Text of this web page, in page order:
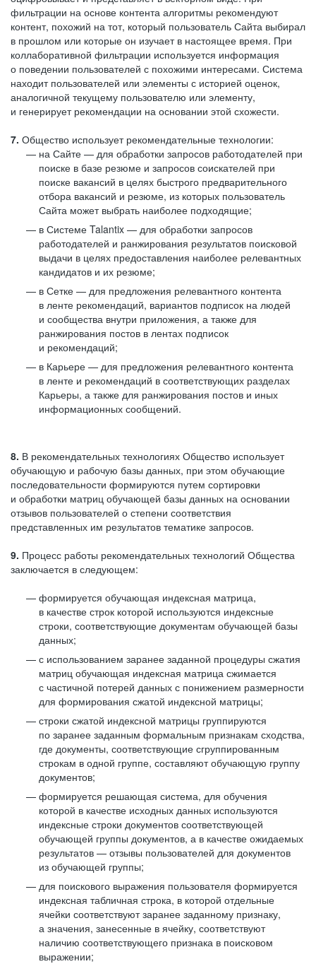
фильтрации на основе контента алгоритмы рекомендуют
контент, похожий на тот, который пользователь Сайта выбирал
в прошлом или которые он изучает в настоящее время. При
коллаборативной фильтрации используется информация
о поведении пользователей с похожими интересами. Система
находит пользователей или элементы с историей оценок,
аналогичной текущему пользователю или элементу,
и генерирует рекомендации на основании этой схожести.
7. Общество использует рекомендательные технологии:
на Сайте — для обработки запросов работодателей при
поиске в базе резюме и запросов соискателей при
поиске вакансий в целях быстрого предварительного
отбора вакансий и резюме, из которых пользователь
Сайта может выбрать наиболее подходящие;
в Системе Talantix — для обработки запросов
работодателей и ранжирования результатов поисковой
выдачи в целях предоставления наиболее релевантных
кандидатов и их резюме;
в Сетке — для предложения релевантного контента
в ленте рекомендаций, вариантов подписок на людей
и сообщества внутри приложения, а также для
ранжирования постов в лентах подписок
и рекомендаций;
в Карьере — для предложения релевантного контента
в ленте и рекомендаций в соответствующих разделах
Карьеры, а также для ранжирования постов и иных
информационных сообщений.
8. В рекомендательных технологиях Общество использует
обучающую и рабочую базы данных, при этом обучающие
последовательности формируются путем сортировки
и обработки матриц обучающей базы данных на основании
отзывов пользователей о степени соответствия
представленных им результатов тематике запросов.
9. Процесс работы рекомендательных технологий Общества
заключается в следующем:
формируется обучающая индексная матрица,
в качестве строк которой используются индексные
строки, соответствующие документам обучающей базы
данных;
с использованием заранее заданной процедуры сжатия
матриц обучающая индексная матрица сжимается
с частичной потерей данных с понижением размерности
для формирования сжатой индексной матрицы;
строки сжатой индексной матрицы группируются
по заранее заданным формальным признакам сходства,
где документы, соответствующие сгруппированным
строкам в одной группе, составляют обучающую группу
документов;
формируется решающая система, для обучения
которой в качестве исходных данных используются
индексные строки документов соответствующей
обучающей группы документов, а в качестве ожидаемых
результатов — отзывы пользователей для документов
из обучающей группы;
для поискового выражения пользователя формируется
индексная табличная строка, в которой отдельные
ячейки соответствуют заранее заданному признаку,
а значения, занесенные в ячейку, соответствуют
наличию соответствующего признака в поисковом
выражении;